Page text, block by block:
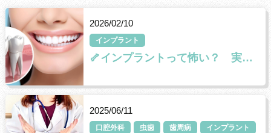
2026/02/10
インプラント
🦴インプラントって怖い？ 実はそんなことないんです。
2025/06/11
口腔外科 虫歯 歯周病 インプラント